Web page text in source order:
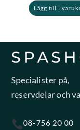
Lägg till i
Specialister på,
reservdelar och
08-756 20 00